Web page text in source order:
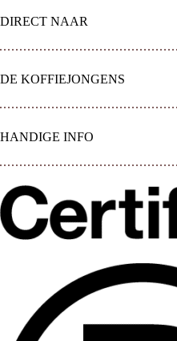
DIRECT NAAR
DE KOFFIEJONGENS
HANDIGE INFO